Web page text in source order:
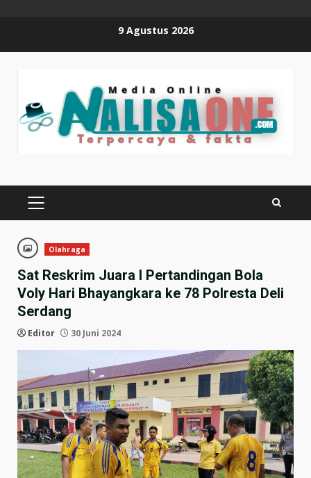
9 Agustus 2026
PRIMARY
Olahraga
Sat Reskrim Juara I Pertandingan Bola
Voly Hari Bhayangkara ke 78 Polresta Deli
Serdang
Editor 30 Juni 2024